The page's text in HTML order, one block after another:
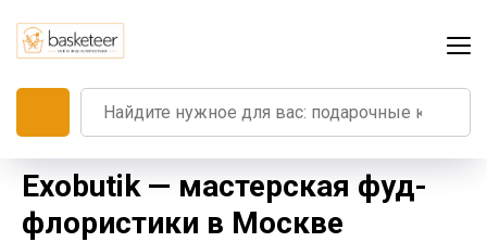
Exobutik — мастерская фуд-
флористики в Москве